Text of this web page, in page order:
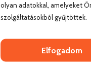
olyan adatokkal, amelyeket
szolgáltatásokból gyűjtöttek.
Elfogadom